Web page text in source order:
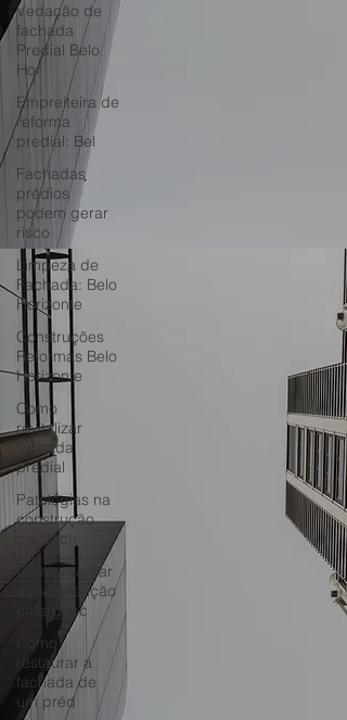
Vedação de
fachada
Predial Belo
Hor
Empreiteira de
reforma
predial: Bel
Fachadas
prédios
podem gerar
risco
Limpeza de
Fachada: Belo
Horizonte
Construções
Reformas Belo
Horizonte
Como
revitalizar
fachada
predial
Patologias na
construção
civil fach
Como realizar
a manutenção
emergenc
Como
restaurar a
fachada de
um préd